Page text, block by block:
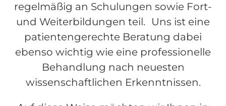
regelmäßig an Schulungen sowie Fort-
und Weiterbildungen teil. Uns ist eine
patientengerechte Beratung dabei
ebenso wichtig wie eine professionelle
Behandlung nach neuesten
wissenschaftlichen Erkenntnissen.